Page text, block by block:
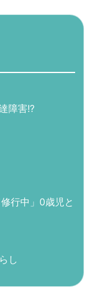
障害!?
行中」0歳児と
し